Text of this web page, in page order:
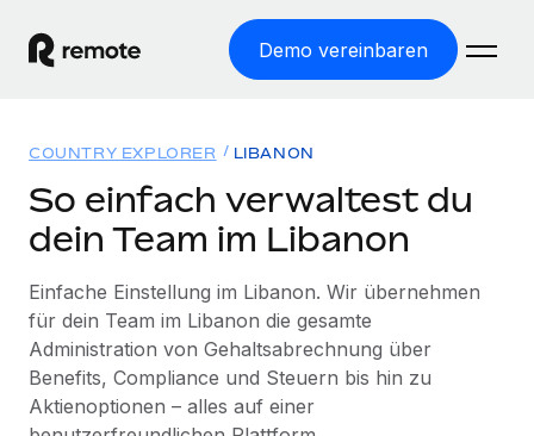
Demo vereinbaren
WELTWEITE BESCHÄFTIGUNG
Globale Payroll
Einfache, rechtssicher Payroll
Employer of Record
Weltweites Wachstum ohne Kosten für Niederlassungen
Lösungen
WELTWEITE ABDECKUNG
Country Explorer
Länderspezifische Unterstützung bei der Einstellung
Explorer für US-Bundesstaaten
Ressourcen
TOOLS UND RECHNER
Scheinselbstständigkeitsrisiko berechnen
Länderspezifische Einschätzung des
Preise
COUNTRY EXPLORER LIBANON
So einfach verwaltest du
dein Team im Libanon
Einfache Einstellung im Libanon. Wir übernehmen
für dein Team im Libanon die gesamte
Administration von Gehaltsabrechnung über
Benefits, Compliance und Steuern bis hin zu
Aktienoptionen – alles auf einer